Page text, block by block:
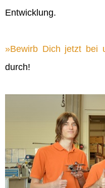
Entwicklung.
Bewirb Dich jetzt bei
durch!